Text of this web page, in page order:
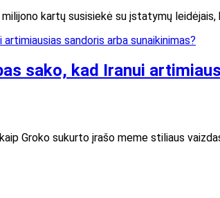
kartų susisiekė su įstatymų
sako, kad Iranui
Groko sukurto įrašo meme stiliaus